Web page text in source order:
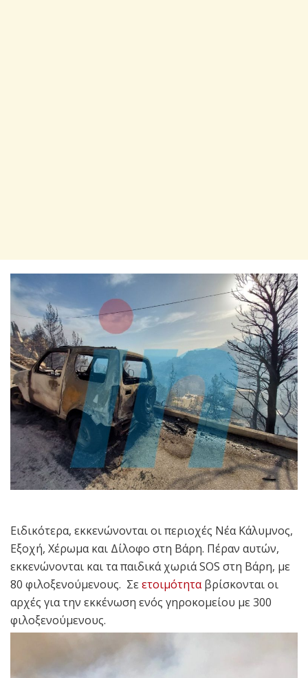
Ειδικότερα, εκκενώνονται οι περιοχές Νέα Κάλυμνος,
Εξοχή, Χέρωμα και Δίλοφο στη Βάρη. Πέραν αυτών,
εκκενώνονται και τα παιδικά χωριά SOS στη Βάρη, με
80 φιλοξενούμενους. Σεετοιμότηταβρίσκονται οι
αρχές για την εκκένωση ενός γηροκομείου με 300
φιλοξενούμενους.